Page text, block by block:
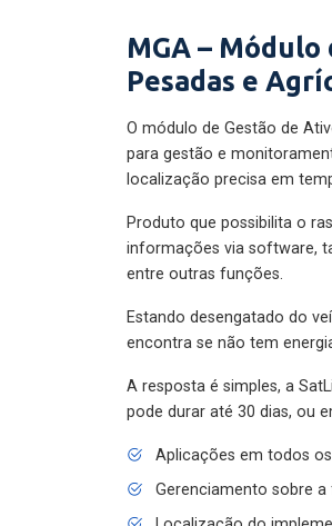
MGA –
Pesadas e
O módulo de Gestão de
para gestão e
localização precisa em
Produto que possibilita o
informações via software,
entre outras funções.
Estando desengatado do
encontra se não tem
A resposta é simples, a
pode durar até 30 dias, ou
Aplicações em todos
Gerenciamento sobre
Localização do